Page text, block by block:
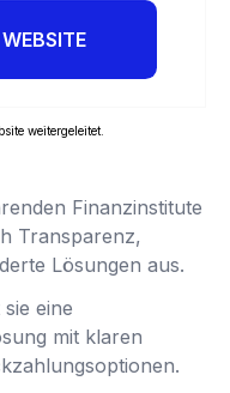
weitergeleitet.
Finanzinstitute
Transparenz,
Lösungen aus.
eine
mit klaren